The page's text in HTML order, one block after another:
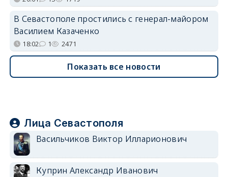
В Севастополе простились с генерал-майором
Василием Казаченко
18:02 1 2471
Показать все новости
Лица Севастополя
Васильчиков Виктор Илларионович
Куприн Александр Иванович